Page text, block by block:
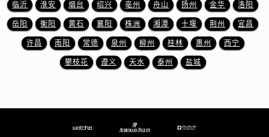
山东省临沂市兰山区解放路爱彼售后服务中心（需提前预约）
山东省日照市东港区烟台路爱彼售后服务中心（需提前预约）
山东省泰安市泰山区财源街道泰山大街爱彼售后服务中心（需提前预约）
临沂 淮安 烟台 绍兴 亳州 舟山 扬州 金华 洛阳
岳阳 衡阳 黄石 襄阳 株洲 湘潭 十堰 荆州 宜昌
许昌 南阳 常德 泉州 柳州 桂林 惠州 西宁
攀枝花 遵义 天水 泰州 盐城